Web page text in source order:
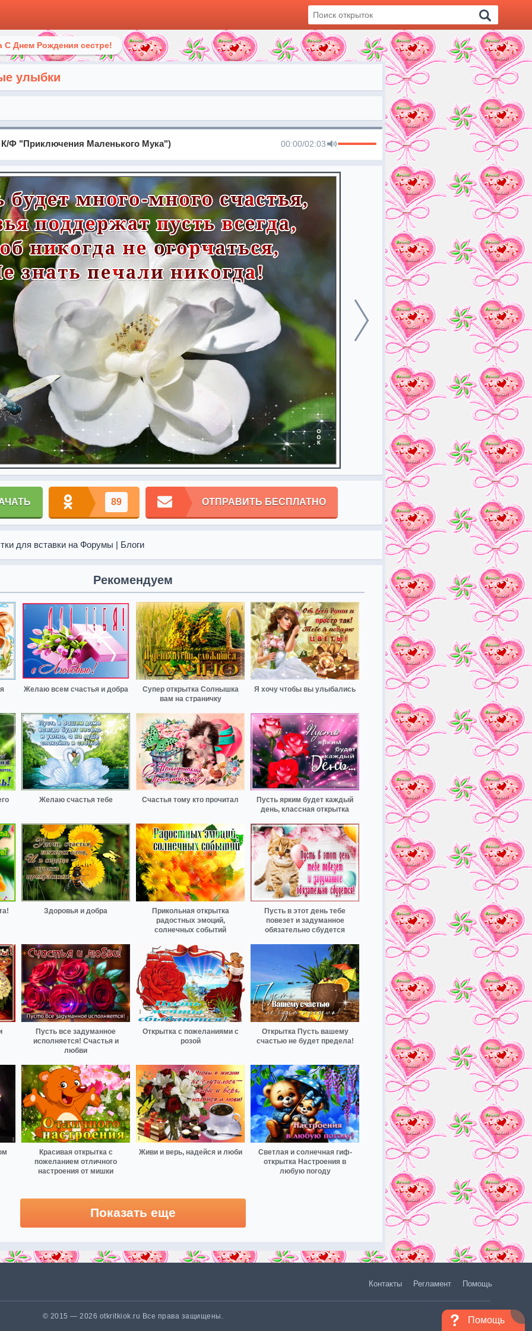
С Днем Рождения сестре!
улыбки
К/Ф "Приключения Маленького Мука") 00:00/02:03
89 ОТПРАВИТЬ БЕСПЛАТНО
для вставки на Форумы | Блоги
Рекомендуем
Желаю всем счастья и добра
Супер открытка Солнышка
вам на страничку
Я хочу чтобы вы улыбались
Желаю счастья тебе Счастья тому кто прочитал
Пусть ярким будет каждый
день, классная открытка
Здоровья и добра
Прикольная открытка
радостных эмоций,
солнечных событий
Пусть в этот день тебе
повезет и задуманное
обязательно сбудется
Пусть все задуманное
исполняется! Счастья и
любви
Открытка с пожеланиями с
розой
Открытка Пусть вашему
счастью не будет предела!
Красивая открытка с
пожеланием отличного
настроения от мишки
Живи и верь, надейся и люби
Светлая и солнечная гиф-
открытка Настроения в
любую погоду
Показать еще
Помощь
Контакты Регламент Помощь
© 2015 — 2026 otkritkiok.ru Все права защищены.